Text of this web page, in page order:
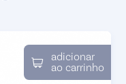
adicionar
ao carrinho